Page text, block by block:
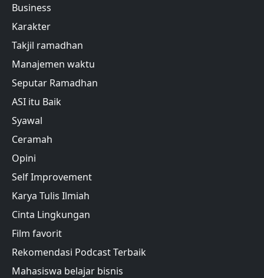
Business
Karakter
Takjil ramadhan
Manajemen waktu
Seputar Ramadhan
ASI itu Baik
Syawal
Ceramah
Opini
Self Improvement
Karya Tulis Ilmiah
Cinta Lingkungan
Film favorit
Rekomendasi Podcast Terbaik
Mahasiswa belajar bisnis